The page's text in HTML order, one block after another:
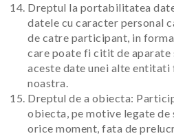
Dreptul la portabilitatea
datele cu caracter personal
de catre participant, in
care poate fi citit de aparate
aceste date unei alte
noastra.
Dreptul de a obiecta:
obiecta, pe motive legate de
orice moment, fata de